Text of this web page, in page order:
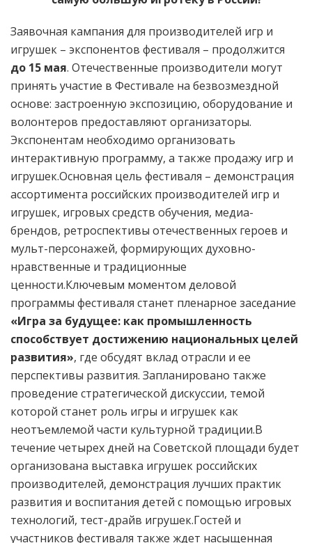
Заявочная кампания для производителей игр и
игрушек – экспонентов фестиваля – продолжится
до 15 мая. Отечественные производители могут
принять участие в Фестивале на безвозмездной
основе: застроенную экспозицию, оборудование и
волонтеров предоставляют организаторы.
Экспонентам необходимо организовать
интерактивную программу, а также продажу игр и
игрушек.Основная цель фестиваля – демонстрация
ассортимента российских производителей игр и
игрушек, игровых средств обучения, медиа-
брендов, ретроспективы отечественных героев и
мульт-персонажей, формирующих духовно-
нравственные и традиционные
ценности.Ключевым моментом деловой
программы фестиваля станет пленарное заседание
«Игра за будущее: как промышленность
способствует достижению национальных целей
развития», где обсудят вклад отрасли и ее
перспективы развития. Запланировано также
проведение стратегической дискуссии, темой
которой станет роль игры и игрушек как
неотъемлемой части культурной традиции.В
течение четырех дней на Советской площади будет
организована выставка игрушек российских
производителей, демонстрация лучших практик
развития и воспитания детей с помощью игровых
технологий, тест-драйв игрушек.Гостей и
участников фестиваля также ждет насыщенная